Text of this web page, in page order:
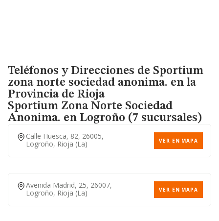
Teléfonos y Direcciones de Sportium
zona norte sociedad anonima. en la
Provincia de Rioja
Sportium Zona Norte Sociedad
Anonima. en Logroño (7 sucursales)
Calle Huesca, 82, 26005,
Logroño, Rioja (la)
VER EN MAPA
Avenida Madrid, 25, 26007,
Logroño, Rioja (la)
VER EN MAPA